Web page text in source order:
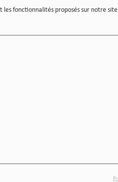
les fonctionnalités proposés sur notre